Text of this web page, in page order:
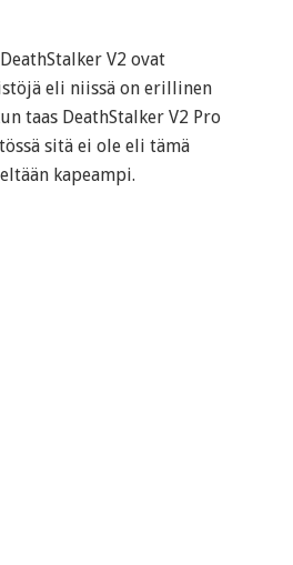
V2 ovat
eli niissä on erillinen
taas DeathStalker V2 Pro
sitä ei ole eli tämä
kapeampi.